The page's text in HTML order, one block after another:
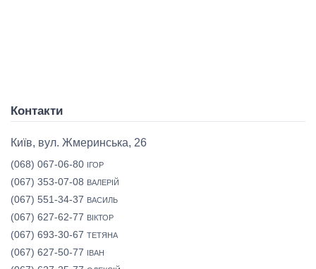
Контакти
Київ, вул. Жмеринська, 26
(068) 067-06-80 ІГОР
(067) 353-07-08 ВАЛЕРІЙ
(067) 551-34-37 ВАСИЛЬ
(067) 627-62-77 ВІКТОР
(067) 693-30-67 ТЕТЯНА
(067) 627-50-77 ІВАН